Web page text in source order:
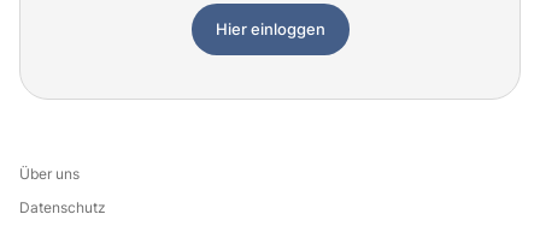
Hier einloggen
Über uns
Datenschutz